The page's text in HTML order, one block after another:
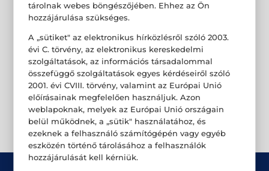
tárolnak webes böngészőjében. Ehhez az Ön
hozzájárulása szükséges.
A „sütiket" az elektronikus hírközlésről szóló 2003.
évi C. törvény, az elektronikus kereskedelmi
szolgáltatások, az információs társadalommal
összefüggő szolgáltatások egyes kérdéseiről szóló
2001. évi CVIII. törvény, valamint az Európai Unió
előírásainak megfelelően használjuk. Azon
weblapoknak, melyek az Európai Unió országain
belül működnek, a „sütik" használatához, és
ezeknek a felhasználó számítógépén vagy egyéb
eszközén történő tárolásához a felhasználók
hozzájárulását kell kérniük.